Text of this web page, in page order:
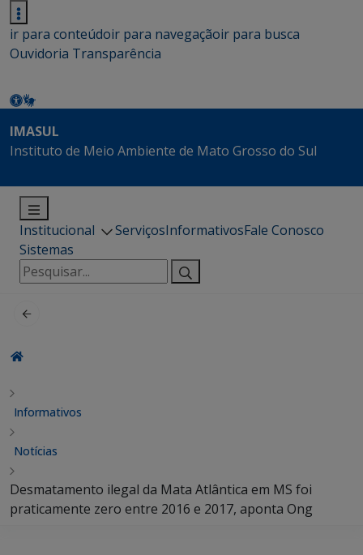
ir para conteúdoir para navegaçãoir para busca
Ouvidoria Transparência
IMASUL
Instituto de Meio Ambiente de Mato Grosso do Sul
Institucional ServiçosInformativosFale Conosco
Sistemas
Pesquisar
por:
Informativos
Notícias
Desmatamento ilegal da Mata Atlântica em MS foi
praticamente zero entre 2016 e 2017, aponta Ong